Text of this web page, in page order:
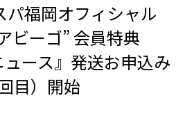
パ福岡オフィシャル
ビーゴ” 会員特典
ュース』発送お申込み
目）開始